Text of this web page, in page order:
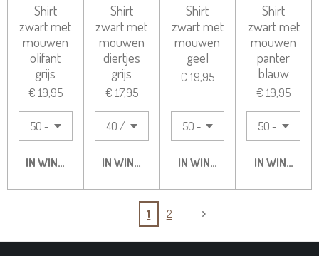
Shirt
zwart met
mouwen
olifant
grijs
€ 19,95
IN WINKELWAGEN
Shirt
zwart met
mouwen
diertjes
grijs
€ 17,95
IN WINKELWAGEN
Shirt
zwart met
mouwen
geel
€ 19,95
IN WINKELWAGEN
Shirt
zwart met
mouwen
panter
blauw
€ 19,95
IN
1 2